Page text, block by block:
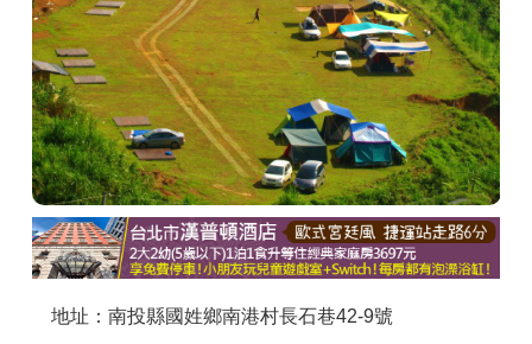
討論區
聯絡我們
APP下載
地址：南投縣國姓鄉南港村長石巷42-9號